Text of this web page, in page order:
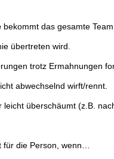
bekommt das gesamte
übertreten wird.
trotz Ermahnungen
abwechselnd wirft/rennt.
leicht überschäumt (z.B.
für die Person, wenn…